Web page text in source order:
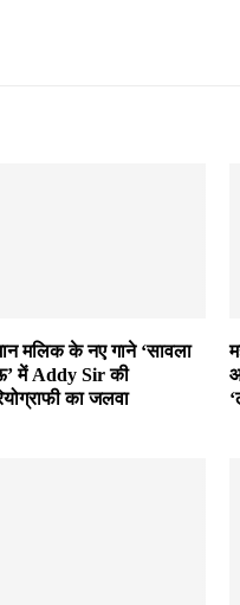
मलिक के नए गाने ‘सावला
में Addy Sir की
का जलवा